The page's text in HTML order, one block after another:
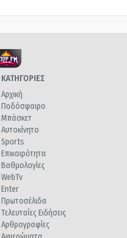
ΚΑΤΗΓΟΡΙΕΣ
Αρχική
Ποδόσφαιρο
Μπάσκετ
Αυτοκίνητο
Sports
Επικαιρότητα
Βαθμολογίες
WebTv
Enter
Πρωτοσέλιδα
Τελευταίες Ειδήσεις
Αρθρογραφίες